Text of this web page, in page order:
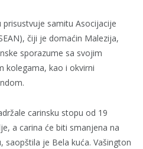
samitu Asocijacije
čiji je domaćin Malezija,
sporazume sa svojim
kolegama, kao i okvirni
carinsku stopu od 19
a carina će biti smanjena na
je Bela kuća. Vašington